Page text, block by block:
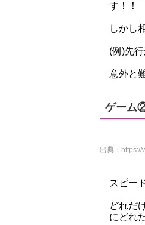
す！！
しかし
(例)先
意外と
ゲーム
出典： https://
スピー
どれだ
にどれ